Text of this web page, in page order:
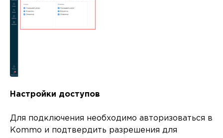
Настройки доступов
Для подключения необходимо авторизоваться в
Kommo и подтвердить разрешения для